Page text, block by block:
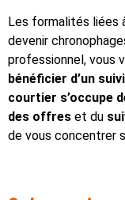
Les formalités liées
devenir
professionnel, vous
bénéficier d’un
courtier s’occupe
des offres et du
de vous concentrer